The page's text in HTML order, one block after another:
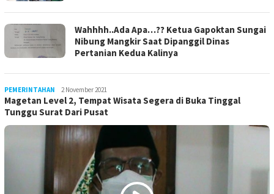
Wahhhh..Ada Apa…?? Ketua Gapoktan Sungai
Nibung Mangkir Saat Dipanggil Dinas
Pertanian Kedua Kalinya
PEMERINTAHAN LilikAbdi
2 November 2021
Magetan Level 2, Tempat Wisata Segera di Buka Tinggal
Tunggu Surat Dari Pusat